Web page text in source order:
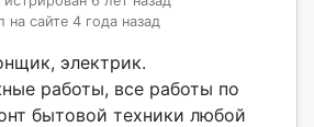
на сайте 4 года назад
электрик.
работы, все работы по
бытовой техники любой